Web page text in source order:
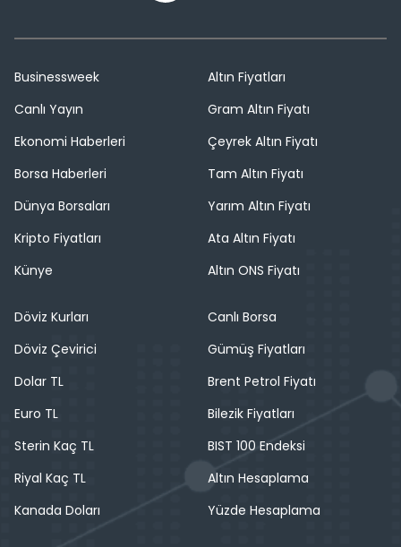
Businessweek
Canlı Yayın
Ekonomi Haberleri
Borsa Haberleri
Dünya Borsaları
Kripto Fiyatları
Künye
Altın Fiyatları
Gram Altın Fiyatı
Çeyrek Altın Fiyatı
Tam Altın Fiyatı
Yarım Altın Fiyatı
Ata Altın Fiyatı
Altın ONS Fiyatı
Döviz Kurları
Döviz Çevirici
Dolar TL
Euro TL
Sterin Kaç TL
Riyal Kaç TL
Kanada Doları
Canlı Borsa
Gümüş Fiyatları
Brent Petrol Fiyatı
Bilezik Fiyatları
BIST 100 Endeksi
Altın Hesaplama
Yüzde Hesaplama